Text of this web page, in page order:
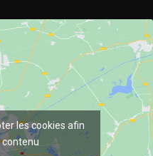
les cookies afin